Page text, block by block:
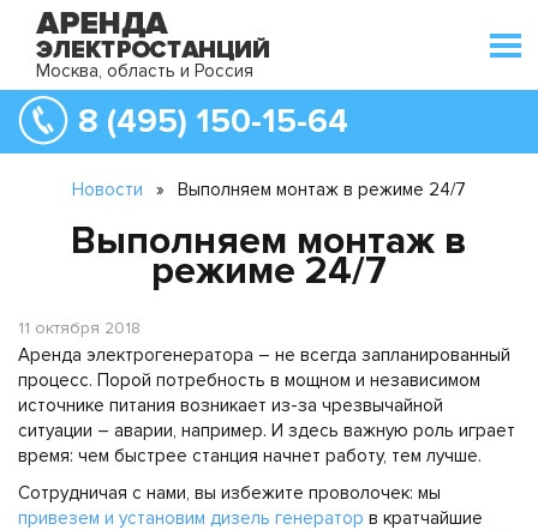
Москва, область и Россия
8 (495) 150-15-64
Новости » Выполняем монтаж в режиме 24/7
Выполняем монтаж в
режиме 24/7
11 октября 2018
Аренда электрогенератора – не всегда запланированный
процесс. Порой потребность в мощном и независимом
источнике питания возникает из-за чрезвычайной
ситуации – аварии, например. И здесь важную роль играет
время: чем быстрее станция начнет работу, тем лучше.
Сотрудничая с нами, вы избежите проволочек: мы
привезем и установим дизель генератор в кратчайшие